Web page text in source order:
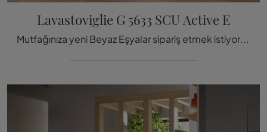
Lavastoviglie G 5633 SCU Active E
Mutfağınıza yeni Beyaz Eşyalar sipariş etmek istiyorsanız, Miele markasının G 5633 SCU Active E modeli bulaşık makinesi hakkında bilgi